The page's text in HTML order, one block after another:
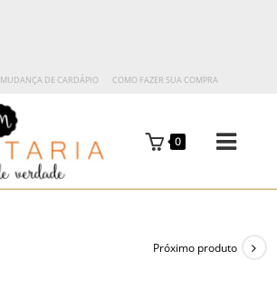
MUDANÇA DE CARDÁPIO COMO FAZER SUA COMPRA
0
Próximo produto